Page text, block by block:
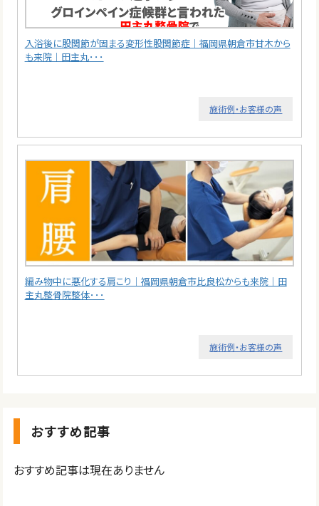
入浴後に股関節が固まる変形性股関節症｜福岡県朝倉市甘木から
も来院｜田主丸･･･
施術例・お客様の声
編み物中に悪化する肩こり｜福岡県朝倉市比良松からも来院｜田
主丸整骨院整体･･･
施術例・お客様の声
おすすめ記事
おすすめ記事は現在ありません